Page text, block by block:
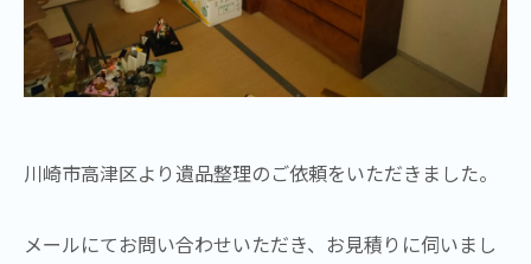
川崎市高津区より遺品整理のご依頼をいただきました。
メールにてお問い合わせいただき、お見積りに伺いまし